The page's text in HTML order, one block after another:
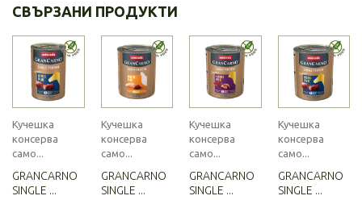
СВЪРЗАНИ ПРОДУКТИ
Кучешка
консерва
само...
GRANCARNO
SINGLE ...
Кучешка
консерва
само...
GRANCARNO
SINGLE ...
Кучешка
консерва
само...
GRANCARNO
SINGLE ...
Кучешка
консерва
само...
GRANCARNO
SINGLE ...